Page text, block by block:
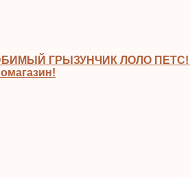
ГРЫЗУНЧИК ЛОЛО ПЕТС!